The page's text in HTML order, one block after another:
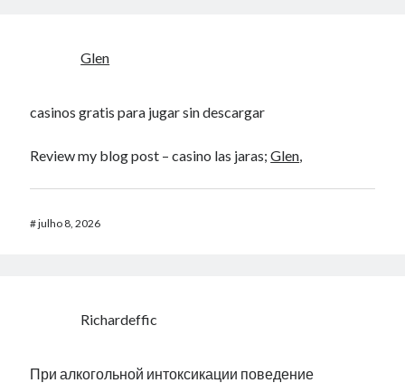
Glen
casinos gratis para jugar sin descargar
Review my blog post – casino las jaras;Glen,
#julho 8, 2026
Richardeffic
При алкогольной интоксикации поведение